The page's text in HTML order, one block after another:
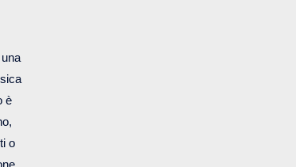
è
o